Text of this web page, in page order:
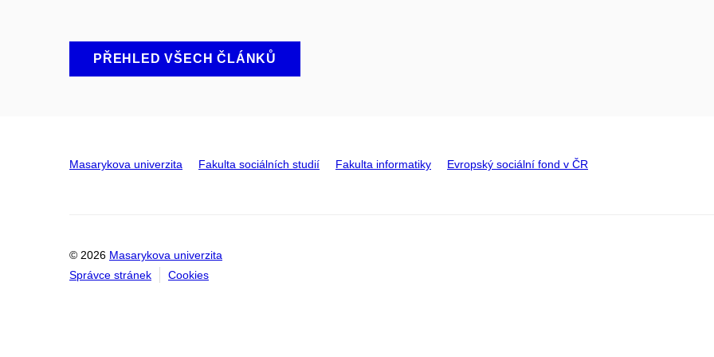
PŘEHLED VŠECH ČLÁNKŮ
Masarykova univerzita Fakulta sociálních studií Fakulta informatiky Evropský sociální fond v ČR
© 2026 Masarykova univerzita
Správce stránek
Cookies